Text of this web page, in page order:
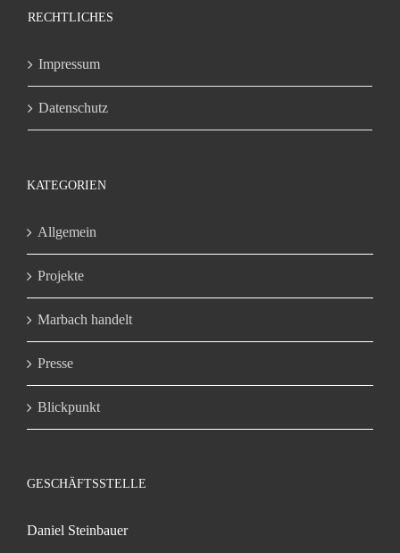
RECHTLICHES
Impressum
Datenschutz
KATEGORIEN
Allgemein
Projekte
Marbach handelt
Presse
Blickpunkt
GESCHÄFTSSTELLE
Daniel Steinbauer